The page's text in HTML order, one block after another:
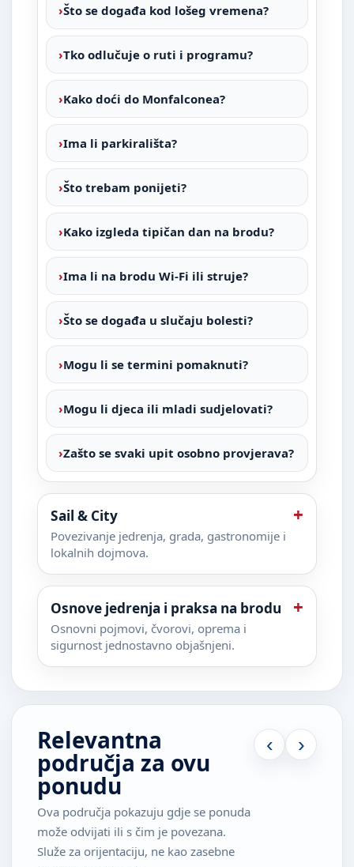
Što se događa kod lošeg vremena?
Tko odlučuje o ruti i programu?
Kako doći do Monfalconea?
Ima li parkirališta?
Što trebam ponijeti?
Kako izgleda tipičan dan na brodu?
Ima li na brodu Wi-Fi ili struje?
Što se događa u slučaju bolesti?
Mogu li se termini pomaknuti?
Mogu li djeca ili mladi sudjelovati?
Zašto se svaki upit osobno provjerava?
Sail & City
Povezivanje jedrenja, grada, gastronomije i
lokalnih dojmova.
Osnove jedrenja i praksa na brodu
Osnovni pojmovi, čvorovi, oprema i
sigurnost jednostavno objašnjeni.
Relevantna
područja za ovu
ponudu
Ova područja pokazuju gdje se ponuda
može odvijati ili s čim je povezana.
Služe za orijentaciju, ne kao zasebne
‹ ›